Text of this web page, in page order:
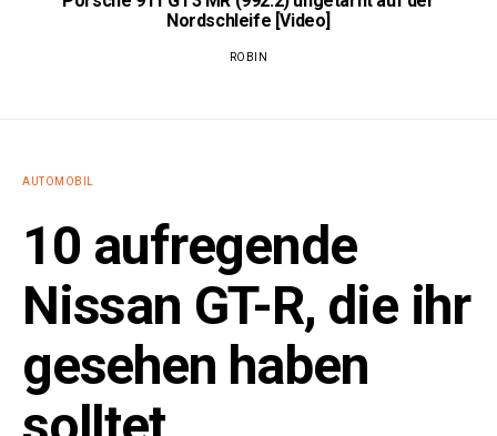
Nordschleife [Video]
ROBIN
AUTOMOBIL
10 aufregende
Nissan GT-R, die ihr
gesehen haben